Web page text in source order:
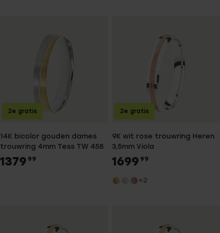
14K bicolor gouden dames
trouwring 4mm Tess TW 458
1379 99
2e gratis
9K wit rose trouwring Heren
3,5mm Viola
1699 99
+2
2e gratis